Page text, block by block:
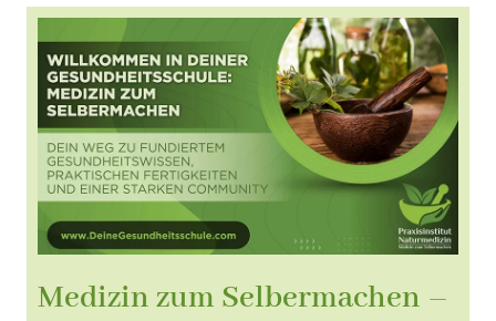
Medizin zum Selbermachen –